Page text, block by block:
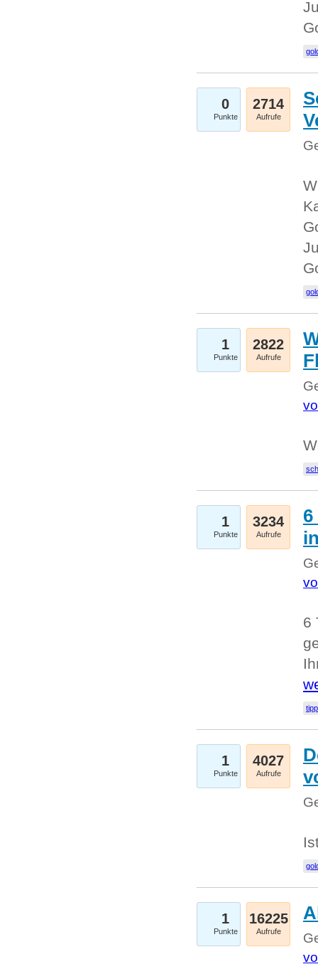
0
Punkte
2714
Aufrufe
1
Punkte
2822
Aufrufe
1
Punkte
3234
Aufrufe
6
1
Punkte
4027
Aufrufe
1
Punkte
16225
Aufrufe